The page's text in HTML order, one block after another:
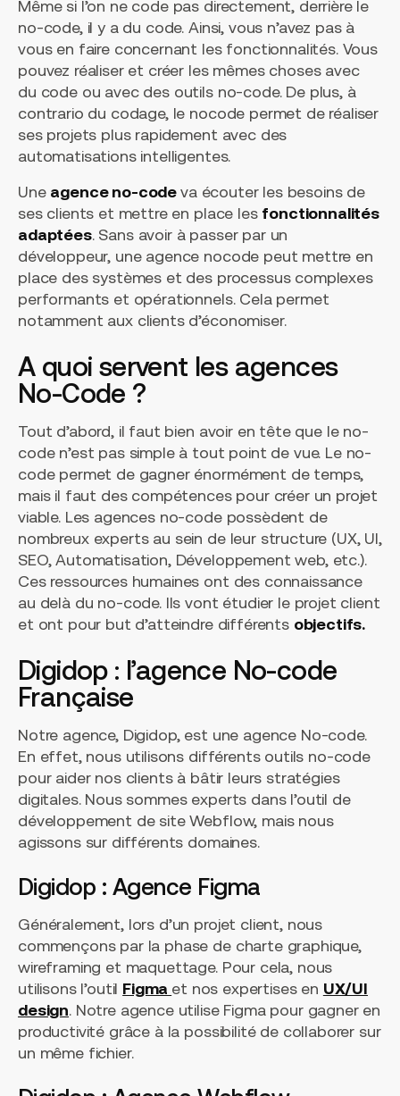
Même si l’on ne code pas directement, derrière le
no-code, il y a du code. Ainsi, vous n’avez pas à
vous en faire concernant les fonctionnalités. Vous
pouvez réaliser et créer les mêmes choses avec
du code ou avec des outils no-code. De plus, à
contrario du codage, le nocode permet de réaliser
ses projets plus rapidement avec des
automatisations intelligentes.
Une agence no-codeva écouter les besoins de
ses clients et mettre en place les fonctionnalités
adaptées. Sans avoir à passer par un
développeur, une agence nocode peut mettre en
place des systèmes et des processus complexes
performants et opérationnels. Cela permet
notamment aux clients d’économiser.
A quoi servent les agences
No-Code ?
Tout d’abord, il faut bien avoir en tête que le no-
code n’est pas simple à tout point de vue. Le no-
code permet de gagner énormément de temps,
mais il faut des compétences pour créer un projet
viable. Les agences no-code possèdent de
nombreux experts au sein de leur structure (UX, UI,
SEO, Automatisation, Développement web, etc.).
Ces ressources humaines ont des connaissance
au delà du no-code. Ils vont étudier le projet client
et ont pour but d’atteindre différents objectifs.
Digidop : l’agence No-code
Française
Notre agence, Digidop, est une agence No-code.
En effet, nous utilisons différents outils no-code
pour aider nos clients à bâtir leurs stratégies
digitales. Nous sommes experts dans l’outil de
développement de site Webflow, mais nous
agissons sur différents domaines.
Digidop : Agence Figma
Généralement, lors d’un projet client, nous
commençons par la phase de charte graphique,
wireframing et maquettage. Pour cela, nous
utilisons l’outil Figma et nos expertises en UX/UI
design. Notre agence utilise Figma pour gagner en
productivité grâce à la possibilité de collaborer sur
un même fichier.